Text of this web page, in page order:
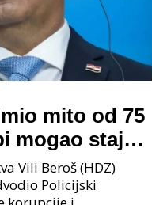
mito od 75
mogao stajati
udruženja
Vili Beroš (HDZ)
Policijski